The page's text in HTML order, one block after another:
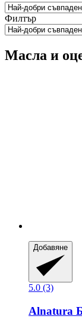
Филтър
Масла и
Добавяне
5.0 (3)
Alnatura